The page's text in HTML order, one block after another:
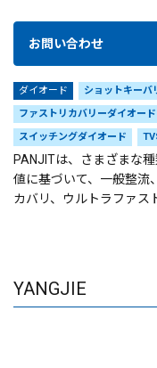
お問い合わせ
ダイオード ショットキーバ
ファストリカバリーダイオード
スイッチングダイオード
PANJITは、さまざまな
値に基づいて、一般整流
カバリ、ウルトラファス
YANGJIE